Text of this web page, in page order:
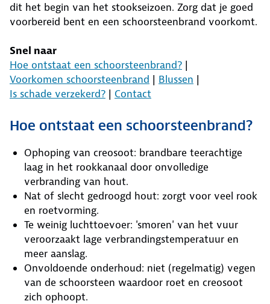
dit het begin van het stookseizoen. Zorg dat je goed
voorbereid bent en een schoorsteenbrand voorkomt.
Snel naar
Hoe ontstaat een schoorsteenbrand? |
Voorkomen schoorsteenbrand | Blussen |
Is schade verzekerd? | Contact
Hoe ontstaat een schoorsteenbrand?
Ophoping van creosoot: brandbare teerachtige
laag in het rookkanaal door onvolledige
verbranding van hout.
Nat of slecht gedroogd hout: zorgt voor veel rook
en roetvorming.
Te weinig luchttoevoer: 'smoren' van het vuur
veroorzaakt lage verbrandingstemperatuur en
meer aanslag.
Onvoldoende onderhoud: niet (regelmatig) vegen
van de schoorsteen waardoor roet en creosoot
zich ophoopt.